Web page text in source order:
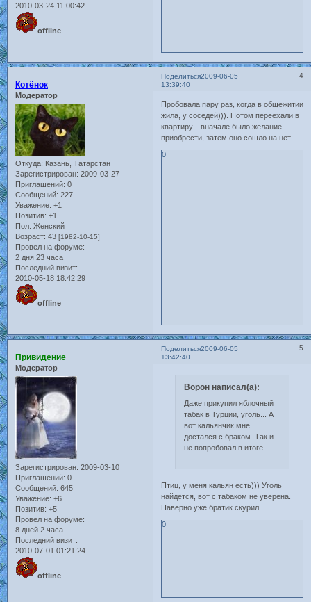
2010-03-24 11:00:42
offline
Поделиться 4
2009-06-05
13:39:40
Котёнок
Модератор
Откуда: Казань, Татарстан
Зарегистрирован: 2009-03-27
Приглашений: 0
Сообщений: 227
Уважение: +1
Позитив: +1
Пол: Женский
Возраст: 43 [1982-10-15]
Провел на форуме:
2 дня 23 часа
Последний визит:
2010-05-18 18:42:29
offline
Пробовала пару раз, когда в общежитии
жила, у соседей))). Потом переехали в
квартиру... вначале было желание
приобрести, затем оно сошло на нет
0
Поделиться 5
2009-06-05
13:42:40
Привидение
Модератор
Зарегистрирован: 2009-03-10
Приглашений: 0
Сообщений: 645
Уважение: +6
Позитив: +5
Провел на форуме:
8 дней 2 часа
Последний визит:
2010-07-01 01:21:24
offline
Ворон написал(а):
Даже прикупил яблочный
табак в Турции, уголь... А
вот кальянчик мне
достался с браком. Так и
не попробовал в итоге.
Птиц, у меня кальян есть))) Уголь
найдется, вот с табаком не уверена.
Наверно уже братик скурил.
0